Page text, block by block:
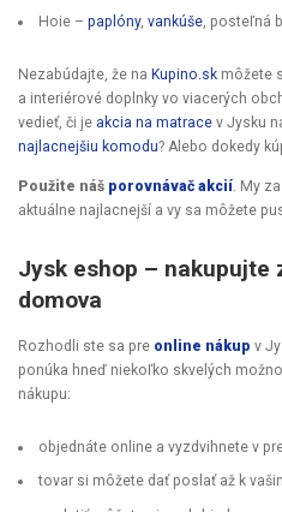
Hoie –paplóny,vankúše, posteľná
Nezabúdajte, že na Kupino.sk môžete
a interiérové doplnky vo viacerých
vedieť, či je akcia na matrace v Jysku
najlacnejšiu komodu? Alebo dokedy
Použite náš porovnávač akcií. My
aktuálne najlacnejší a vy sa môžete
Jysk eshop – nakupujte
domova
Rozhodli ste sa pre online nákup v
ponúka hneď niekoľko skvelých
nákupu:
objednáte online a vyzdvihnete v
tovar si môžete dať poslať až k